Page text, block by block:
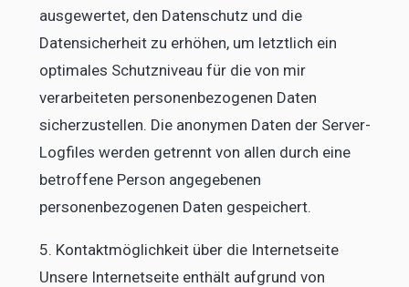
ausgewertet, den Datenschutz und die
Datensicherheit zu erhöhen, um letztlich ein
optimales Schutzniveau für die von mir
verarbeiteten personenbezogenen Daten
sicherzustellen. Die anonymen Daten der Server-
Logfiles werden getrennt von allen durch eine
betroffene Person angegebenen
personenbezogenen Daten gespeichert.
5. Kontaktmöglichkeit über die Internetseite
Unsere Internetseite enthält aufgrund von